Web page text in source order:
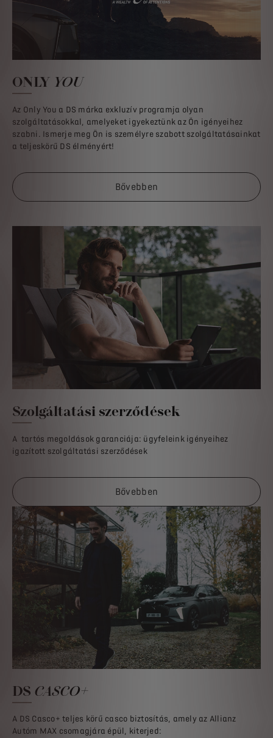
ONLY YOU
Az Only You a DS márka exkluzív programja olyan
szolgáltatásokkal, amelyeket igyekeztünk az Ön igényeihez
szabni. Ismerje meg Ön is személyre szabott szolgáltatásainkat
a teljeskörű DS élményért!
Bővebben
Szolgáltatási szerződések
A tartós megoldások garanciája: ügyfeleink igényeihez
igazított szolgáltatási szerződések
Bővebben
DS CASCO+
A DS Casco+ teljes körű casco biztosítás, amely az Allianz
Autóm MAX csomagjára épül, kiterjed: